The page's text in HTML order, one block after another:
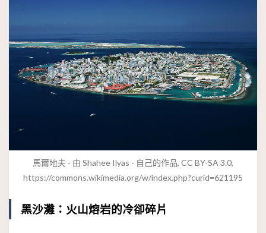
馬爾地夫 - 由 Shahee Ilyas - 自己的作品, CC BY-SA 3.0,
https://commons.wikimedia.org/w/index.php?curid=621195
黑沙灘：火山熔岩的冷卻碎片